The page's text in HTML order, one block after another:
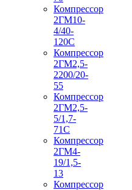
Компрессор
2ГМ10-
4/40-
120С
Компрессор
2ГМ2,5-
2200/20-
55
Компрессор
2ГМ2,5-
5/1,7-
71С
Компрессор
2ГМ4-
19/1,5-
13
Компрессор